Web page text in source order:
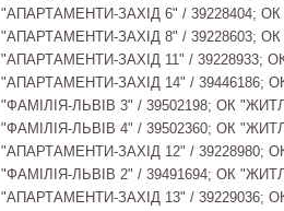
"АПАРТАМЕНТИ-ЗАХІД 6" / 39228404;
"АПАРТАМЕНТИ-ЗАХІД 8" / 39228603;
"АПАРТАМЕНТИ-ЗАХІД 11" /
"АПАРТАМЕНТИ-ЗАХІД 14" /
"ФАМІЛІЯ-ЛЬВІВ 3" / 39502198; ОК
"ФАМІЛІЯ-ЛЬВІВ 4" / 39502360; ОК
"АПАРТАМЕНТИ-ЗАХІД 12" /
"ФАМІЛІЯ-ЛЬВІВ 2" / 39491694; ОК
"АПАРТАМЕНТИ-ЗАХІД 13" /